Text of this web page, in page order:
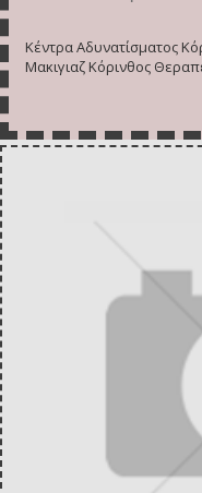
Κέντρα Αδυνατίσματος
Μακιγιαζ Κόρινθος